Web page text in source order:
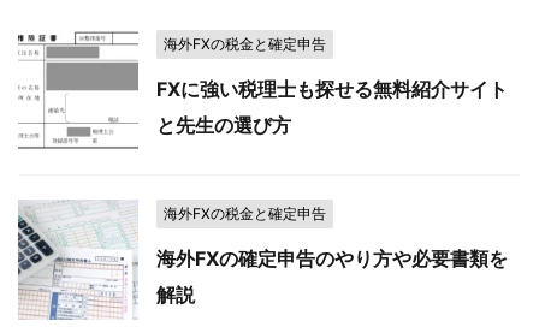
海外FXの税金と確定申告
FXに強い税理士も探せる無料紹介サイト
と先生の選び方
海外FXの税金と確定申告
海外FXの確定申告のやり方や必要書類を
解説